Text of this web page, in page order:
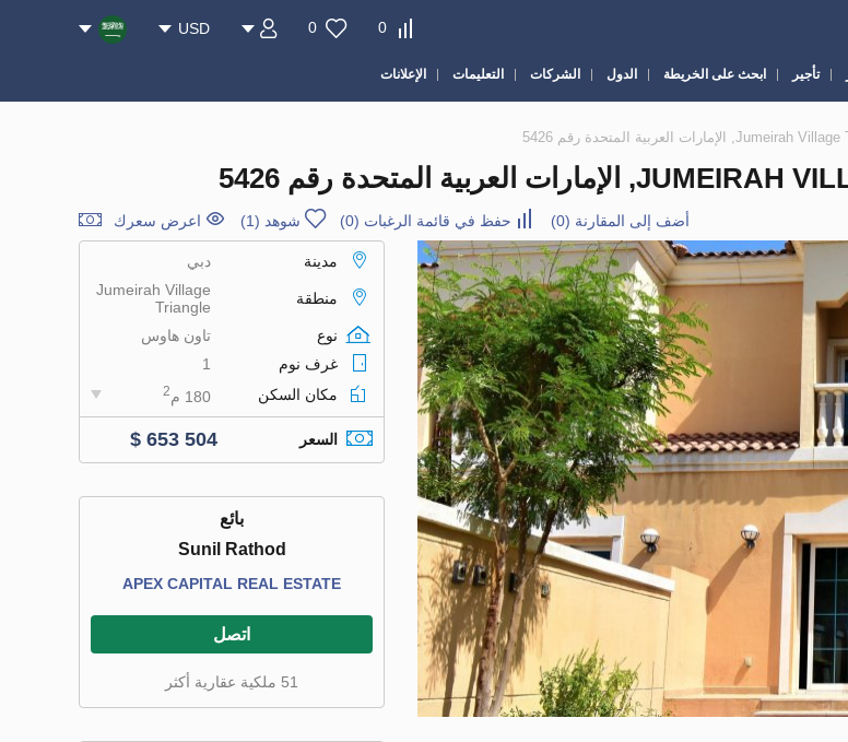
0
0
USD
تأجير ابحث على الخريطة الدول الشركات التعليمات الإعلانات
أضف إلى المقارنة (
0
) حفظ في قائمة الرغبات (
0
) شوهد (1) اعرض سعرك
مدينة دبي
منطقة
Jumeirah Village
Triangle
نوع
تاون هاوس
غرف نوم
1
مكان السكن
180 م 2
السعر $ 653 504
بائع
Sunil Rathod
APEX CAPITAL REAL ESTATE
اتصل
51 ملكية عقارية أكثر